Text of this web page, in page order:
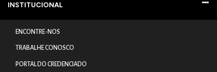
INSTITUCIONAL
ENCONTRE-NOS
TRABALHE CONOSCO
PORTAL DO CREDENCIADO